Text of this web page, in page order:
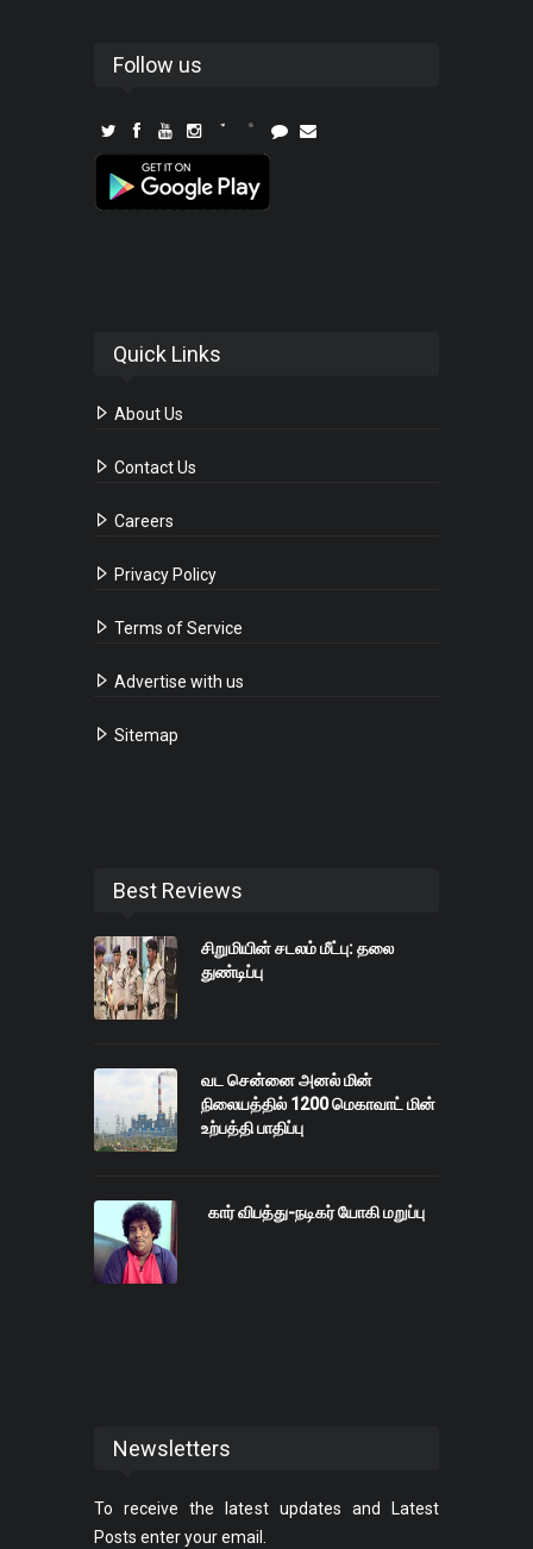
Follow us
Quick Links
About Us
Contact Us
Careers
Privacy Policy
Terms of Service
Advertise with us
Sitemap
Best Reviews
சிறுமியின் சடலம் மீட்பு: தலை
துண்டிப்பு
வட சென்னை அனல் மின்
நிலையத்தில் 1200 மெகாவாட் மின்
உற்பத்தி பாதிப்பு
கார் விபத்து-நடிகர் யோகி மறுப்பு
Newsletters
To receive the latest updates and Latest
Posts enter your email.